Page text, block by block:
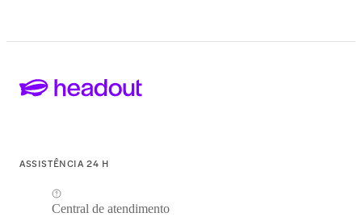
ASSISTÊNCIA 24 H
Central de atendimento